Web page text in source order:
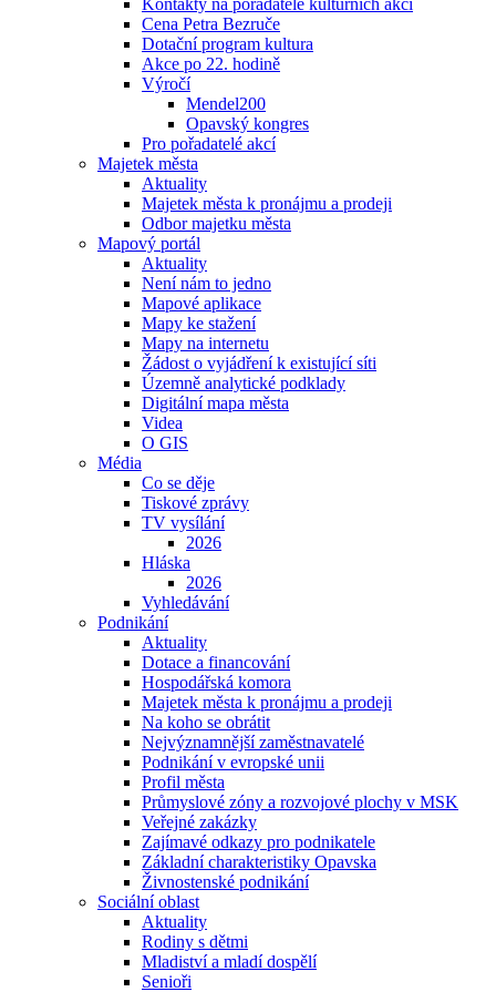
Kontakty na pořadatele kulturních akcí
Cena Petra Bezruče
Dotační program kultura
Akce po 22. hodině
Výročí
Mendel200
Opavský kongres
Pro pořadatelé akcí
Majetek města
Aktuality
Majetek města k pronájmu a prodeji
Odbor majetku města
Mapový portál
Aktuality
Není nám to jedno
Mapové aplikace
Mapy ke stažení
Mapy na internetu
Žádost o vyjádření k existující síti
Územně analytické podklady
Digitální mapa města
Videa
O GIS
Média
Co se děje
Tiskové zprávy
TV vysílání
2026
Hláska
2026
Vyhledávání
Podnikání
Aktuality
Dotace a financování
Hospodářská komora
Majetek města k pronájmu a prodeji
Na koho se obrátit
Nejvýznamnější zaměstnavatelé
Podnikání v evropské unii
Profil města
Průmyslové zóny a rozvojové plochy v MSK
Veřejné zakázky
Zajímavé odkazy pro podnikatele
Základní charakteristiky Opavska
Živnostenské podnikání
Sociální oblast
Aktuality
Rodiny s dětmi
Mladiství a mladí dospělí
Senioři